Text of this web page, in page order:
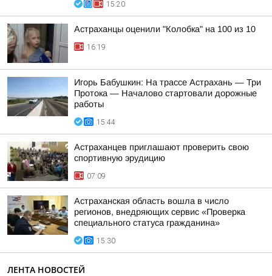
15:20
Астраханцы оценили "Колобка" на 100 из 10
16:19
Игорь Бабушкин: На трассе Астрахань — Три
Протока — Началово стартовали дорожные
работы
15:44
Астраханцев приглашают проверить свою
спортивную эрудицию
07:09
Астраханская область вошла в число
регионов, внедряющих сервис «Проверка
специального статуса гражданина»
15:30
ЛЕНТА НОВОСТЕЙ